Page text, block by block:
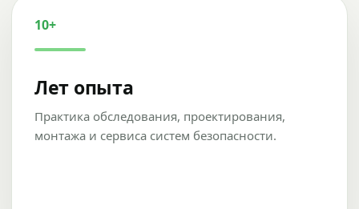
10+
Лет опыта
Практика обследования, проектирования,
монтажа и сервиса систем безопасности.